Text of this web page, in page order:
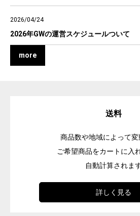
2026/04/24
2026年GWの運営スケジュールついて
more
送料
商品数や地域によって変
ご希望商品をカートに入
自動計算されま
詳しく見る